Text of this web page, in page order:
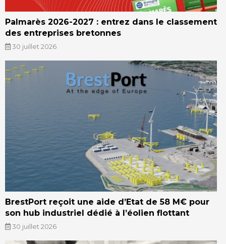
Palmarès 2026-2027 : entrez dans le classement
des entreprises bretonnes
30 juillet 2026
BrestPort reçoit une aide d’Etat de 58 M€ pour
son hub industriel dédié à l’éolien flottant
30 juillet 2026